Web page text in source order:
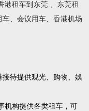
港租车到东莞 、东莞租
、会议用车、香港机场
待提供观光、购物、娛
机构提供各类租车，可